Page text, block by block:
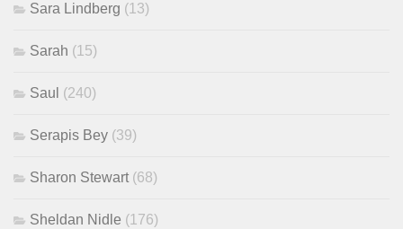
Sara Lindberg (13)
Sarah (15)
Saul (240)
Serapis Bey (39)
Sharon Stewart(68)
Sheldan Nidle (176)